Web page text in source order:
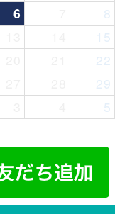
6
8
15
22
29
5